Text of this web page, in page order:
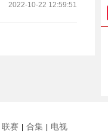
2022-10-22 12:59:51
联赛 合集 电视